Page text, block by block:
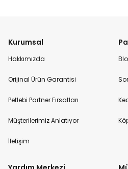
Kurumsal
Hakkımızda
Orijinal Ürün Garantisi
Petlebi Partner Fırsatları
Müşterilerimiz Anlatıyor
İletişim